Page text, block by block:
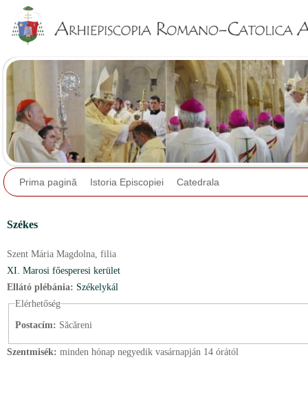
Prima pagină Istoria Episcopiei Catedrala
Székes
Szent Mária Magdolna, filia
XI. Marosi főesperesi kerület
Ellátó plébánia: Székelykál
Elérhetőség
Postacím: Săcăreni
Szentmisék: minden hónap negyedik vasárnapján 14 órától